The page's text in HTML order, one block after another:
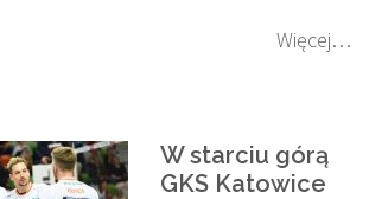
Więcej…
W starciu górą
GKS Katowice